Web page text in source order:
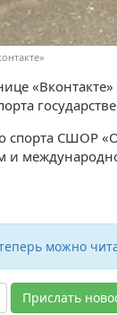
спорта СШОР
и
можно
Прислать